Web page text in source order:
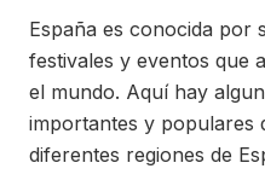
España es conocida por
festivales y eventos que
el mundo. Aquí hay
importantes y populares
diferentes regiones de